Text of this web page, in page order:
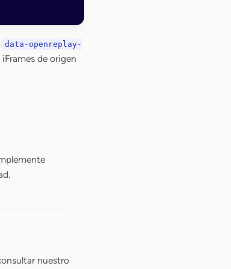
data-openreplay-
de origen
nuestro